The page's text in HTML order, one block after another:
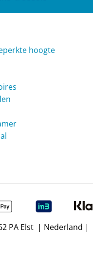
hoogte
PA Elst | Nederland |